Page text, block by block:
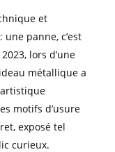
et
panne, c’est
lors d’une
métallique a
motifs d’usure
exposé tel
curieux.